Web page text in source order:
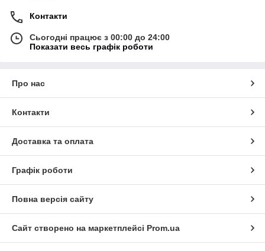
Контакти
Сьогодні працює з 00:00 до 24:00
Показати весь графік роботи
Про нас
Контакти
Доставка та оплата
Графік роботи
Повна версія сайту
Сайт створено на маркетплейсі Prom.ua